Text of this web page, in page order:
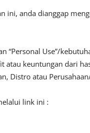
ini, anda dianggap
“Personal Use”/
atau keuntungan dari
Distro atau
link ini :